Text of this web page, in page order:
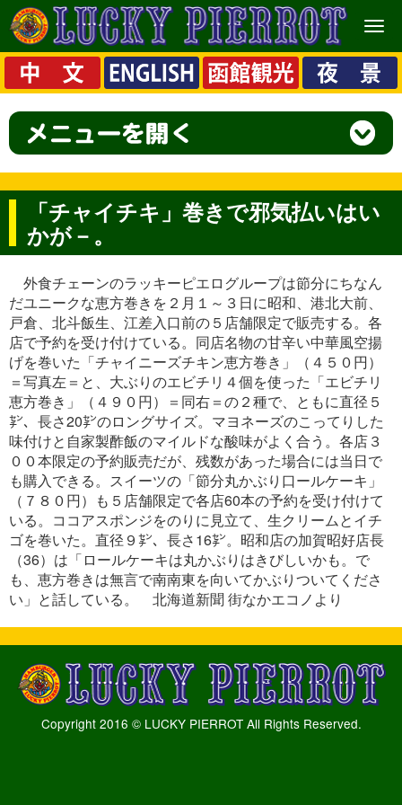
メ
ニ
ュ
ー
「チャイチキ」巻きで邪気払いはい
かが－。
外食チェーンのラッキーピエログループは節分にちなん
だユニークな恵方巻きを２月１～３日に昭和、港北大前、
戸倉、北斗飯生、江差入口前の５店舗限定で販売する。各
店で予約を受け付けている。同店名物の甘辛い中華風空揚
げを巻いた「チャイニーズチキン恵方巻き」（４５０円）
＝写真左＝と、大ぶりのエビチリ４個を使った「エビチリ
恵方巻き」（４９０円）＝同右＝の２種で、ともに直径５
㌢、長さ20㌢のロングサイズ。マヨネーズのこってりした
味付けと自家製酢飯のマイルドな酸味がよく合う。各店３
００本限定の予約販売だが、残数があった場合には当日で
も購入できる。スイーツの「節分丸かぶり口ールケーキ」
（７８０円）も５店舗限定で各店60本の予約を受け付けて
いる。ココアスポンジをのりに見立て、生クリームとイチ
ゴを巻いた。直径９㌢、長さ16㌢。昭和店の加賀昭好店長
（36）は「ロールケーキは丸かぶりはきびしいかも。で
も、恵方巻きは無言で南南東を向いてかぶりついてくださ
い」と話している。
北海道新聞 街なかエコノより
Copyright 2016 © LUCKY PIERROT All Rights Reserved.